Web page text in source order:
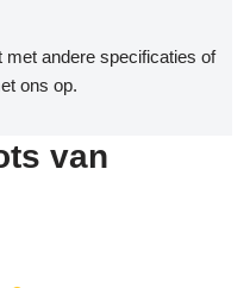
andere specificaties of
ons op.
van